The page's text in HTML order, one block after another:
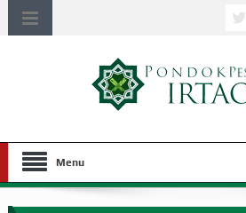
Menu